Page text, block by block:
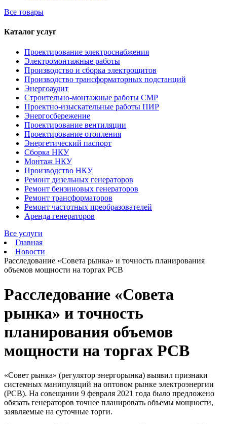
Все товары
Каталог услуг
Проектирование электроснабжения
Электромонтажные работы
Производство и сборка электрощитов
Производство трансформаторных подстанций
Энергоаудит
Строительно-монтажные работы СМР
Проектно-изыскательные работы ПИР
Энергосбережение
Проектирование вентиляции
Проектирование отопления
Энергетический паспорт
Сборка НКУ
Монтаж НКУ
Производство НКУ
Ремонт дизельных генераторов
Ремонт бензиновых генераторов
Ремонт трансформаторов
Ремонт частотных преобразователей
Аренда генераторов
Все услуги
Главная
Новости
Расследование «Совета рынка» и точность планирования
объемов мощности на торгах РСВ
Расследование «Совета
рынка» и точность
планирования объемов
мощности на торгах РСВ
«Совет рынка» (регулятор энергорынка) выявил признаки
системных манипуляций на оптовом рынке электроэнергии
(РСВ). На совещании 9 февраля 2021 года было предложено
обязать генераторов точнее планировать объемы мощности,
заявляемые на суточные торги.